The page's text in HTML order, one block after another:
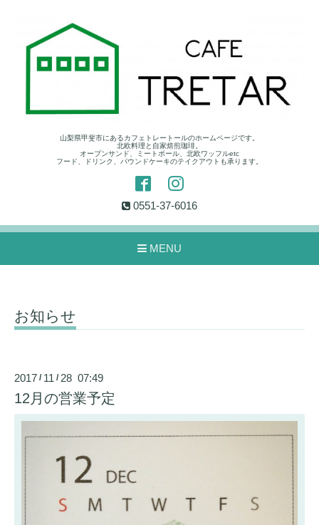
山梨県甲斐市にあるカフェトレートールのホームページです。
北欧料理と自家焙煎珈琲。
オープンサンド、ミートボール、北欧ワッフルetc
フード、ドリンク、パウンドケーキのテイクアウトも承ります。
0551-37-6016
MENU
お知らせ
2017 / 11 / 28 07:49
12月の営業予定